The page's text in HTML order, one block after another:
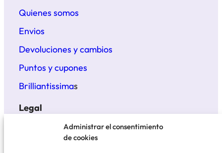
Administrar el consentimiento
de cookies
Quienes somos
Envios
Devoluciones y cambios
Puntos y cupones
Brilliantissimas
Legal
Términos y condiciones